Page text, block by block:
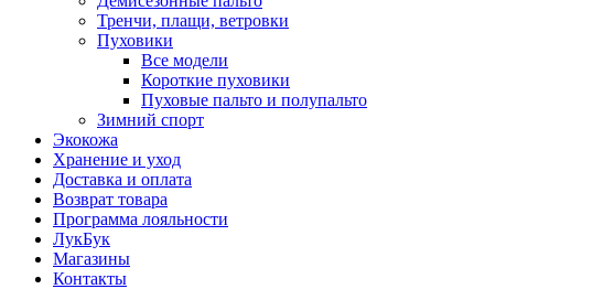
Тренчи, плащи, ветровки
Пуховики
Все модели
Короткие пуховики
Пуховые пальто и полупальто
Зимний спорт
Экокожа
Хранение и уход
Доставка и оплата
Возврат товара
Программа лояльности
ЛукБук
Магазины
Контакты